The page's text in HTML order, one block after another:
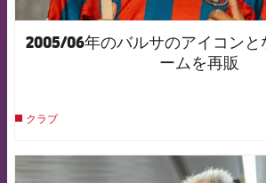
2005/06年のバルサのアイコンと
ームを再販
クラブ
FCB